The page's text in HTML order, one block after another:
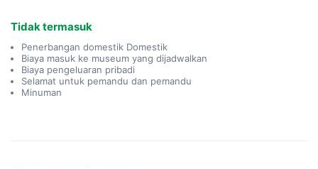
Tidak termasuk
Penerbangan domestik Domestik
Biaya masuk ke museum yang dijadwalkan
Biaya pengeluaran pribadi
Selamat untuk pemandu dan pemandu
Minuman